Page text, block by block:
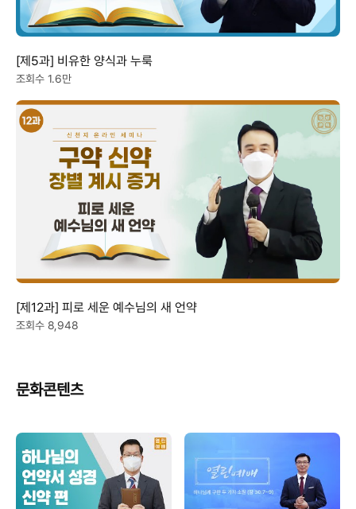
[제5과] 비유한 양식과 누룩
조회수 1.6만
[제12과] 피로 세운 예수님의 새 언약
조회수 8,948
문화콘텐츠